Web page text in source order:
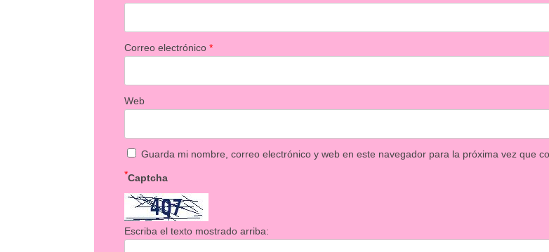
Correo electrónico*
Web
Guarda mi nombre, correo electrónico y web en este navegador para la próxima vez que
Captcha
*
Escriba el texto mostrado arriba: